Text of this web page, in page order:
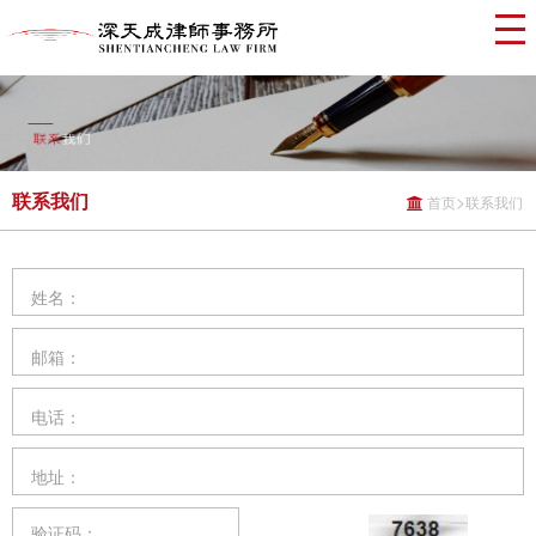
联系我们 首页>联系我们
姓名：
邮箱：
电话：
地址：